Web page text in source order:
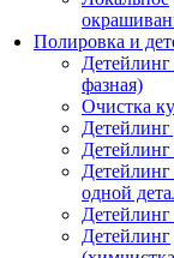
Полировка и
фазная)
Очистка
Детейлинг
одной
Детейлинг